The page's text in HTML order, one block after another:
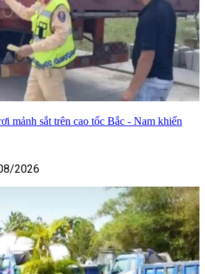
mảnh sắt trên cao tốc Bắc - Nam khiến
2026